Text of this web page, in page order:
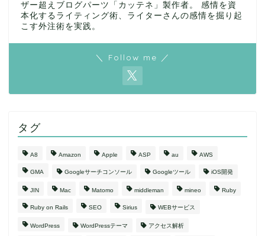
ザー超えブログパーツ「カッテネ」製作者。 感情を資
本化するライティング術、ライターさんの感情を掘り起
こす外注術を実践。
＼ Follow me ／
タグ
A8 Amazon Apple ASP au AWS
GMA Googleサーチコンソール Googleツール iOS開発
JIN Mac Matomo middleman mineo Ruby
Ruby on Rails SEO Sirius WEBサービス
WordPress WordPressテーマ アクセス解析